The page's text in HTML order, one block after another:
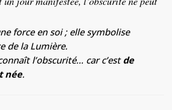
force en soi ; elle symbolise
de la Lumière.
l’obscurité… car c’est de
née.